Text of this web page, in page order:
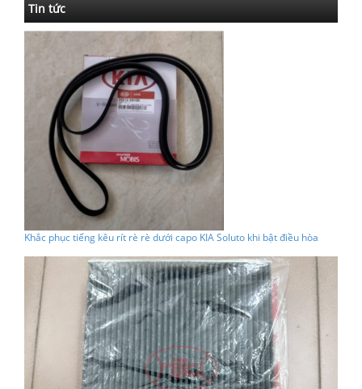
Tin tức
Khắc phục tiếng kêu rít rè rè dưới capo KIA Soluto khi bật điều hòa